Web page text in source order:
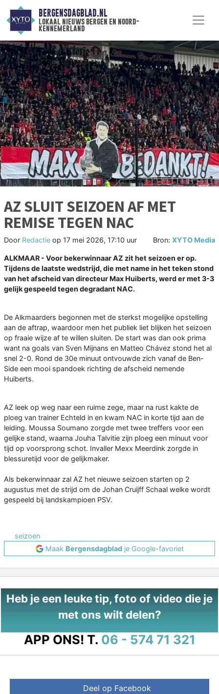
BERGENSDAGBLAD.NL
lokaal nieuws bergen en noord-
kennemerland
AZ SLUIT SEIZOEN AF MET
REMISE TEGEN NAC
Door Redactie op 17 mei 2026, 17:10 uur Bron: XYTO Media
ALKMAAR - Voor bekerwinnaar AZ zit het seizoen er op.
Tijdens de laatste wedstrijd, die met name in het teken stond
van het afscheid van directeur Max Huiberts, werd er met 3-3
gelijk gespeeld tegen degradant NAC.
De Alkmaarders begonnen met de sterkst mogelijke opstelling
aan de aftrap, waardoor men het publiek liet blijken het seizoen
op fraaie wijze af te willen sluiten. De start was dan ook prima
want na goals van Sven Mijnans en Matteo Chávez stond het al
snel 2-0. Rond de 30e minuut ontvouwde zich vanaf de Ben-
Side een mooi spandoek richting de afscheid nemende
Huiberts.
AZ leek op weg naar een ruime zege, maar na rust kakte de
ploeg van trainer Echteld in en kwam NAC in korte tijd aan de
leiding. Moussa Soumano zorgde met twee treffers voor een
gelijke stand, waarna Jouha Talvitie zijn ploeg een minuut voor
tijd op voorsprong schot. Invaller Mexx Meerdink zorgde in
blessuretijd voor de gelijkmaker.
Als bekerwinnaar zal AZ het nieuwe seizoen starten op 2
augustus met de strijd om de Johan Cruijff Schaal welke wordt
gespeeld bij landskampioen PSV.
seizoen
Maak Bergensdagbladje Google-favoriet
Heb je een leuke tip, foto of video die je
met ons wilt delen?
APP ONS! T. 06 - 574 71 321
Deel op Facebook